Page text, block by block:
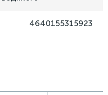
4640155315923